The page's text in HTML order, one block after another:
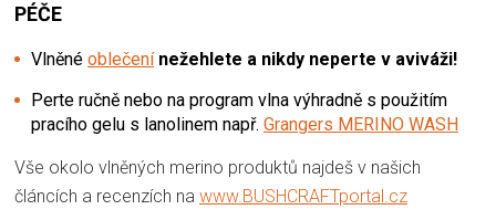
PÉČE
Vlněné oblečení nežehlete a nikdy neperte v aviváži!
Perte ručně nebo na program vlna výhradně s použitím
pracího gelu s lanolinem např. Grangers MERINO WASH
Vše okolo vlněných merino produktů najdeš v našich
článcích a recenzích na www.BUSHCRAFTportal.cz